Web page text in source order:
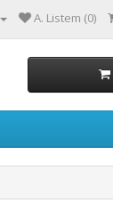
A. Listem (0)